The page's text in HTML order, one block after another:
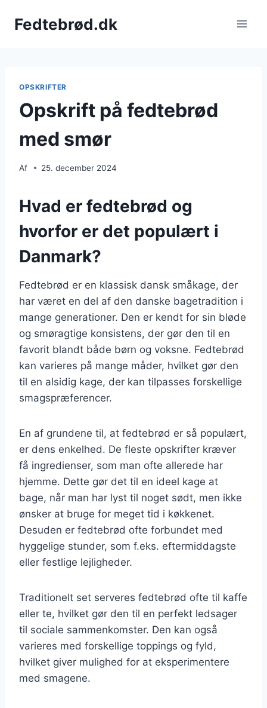
Fedtebrød.dk
OPSKRIFTER
Opskrift på fedtebrød
med smør
Af 25. december 2024
Hvad er fedtebrød og
hvorfor er det populært i
Danmark?
Fedtebrød er en klassisk dansk småkage, der
har været en del af den danske bagetradition i
mange generationer. Den er kendt for sin bløde
og smøragtige konsistens, der gør den til en
favorit blandt både børn og voksne. Fedtebrød
kan varieres på mange måder, hvilket gør den
til en alsidig kage, der kan tilpasses forskellige
smagspræferencer.
En af grundene til, at fedtebrød er så populært,
er dens enkelhed. De fleste opskrifter kræver
få ingredienser, som man ofte allerede har
hjemme. Dette gør det til en ideel kage at
bage, når man har lyst til noget sødt, men ikke
ønsker at bruge for meget tid i køkkenet.
Desuden er fedtebrød ofte forbundet med
hyggelige stunder, som f.eks. eftermiddagste
eller festlige lejligheder.
Traditionelt set serveres fedtebrød ofte til kaffe
eller te, hvilket gør den til en perfekt ledsager
til sociale sammenkomster. Den kan også
varieres med forskellige toppings og fyld,
hvilket giver mulighed for at eksperimentere
med smagene.